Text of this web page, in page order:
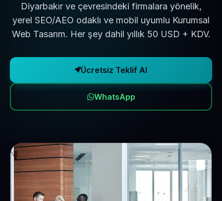
Diyarbakır ve çevresindeki firmalara yönelik,
yerel SEO/AEO odaklı ve mobil uyumlu Kurumsal
Web Tasarım. Her şey dahil yıllık 50 USD + KDV.
Ücretsiz Teklif Al
WhatsApp